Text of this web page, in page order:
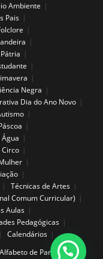
Ambiente
Pais
Negra
Dia do Ano Novo
Técnicas de Artes
Comum Curricular)
Aulas
Pedagógicas
Calendários
Alfabeto de Parede